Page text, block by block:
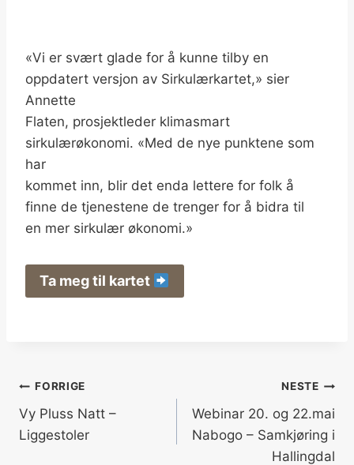
«Vi er svært glade for å kunne tilby en
oppdatert versjon av Sirkulærkartet,» sier
Annette
Flaten, prosjektleder klimasmart
sirkulærøkonomi. «Med de nye punktene som
har
kommet inn, blir det enda lettere for folk å
finne de tjenestene de trenger for å bidra til
en mer sirkulær økonomi.»
Ta meg til kartet
Innleggsnavigasjon
FORRIGE
Vy Pluss Natt –
Liggestoler
NESTE
Webinar 20. og 22.mai
Nabogo – Samkjøring i
Hallingdal